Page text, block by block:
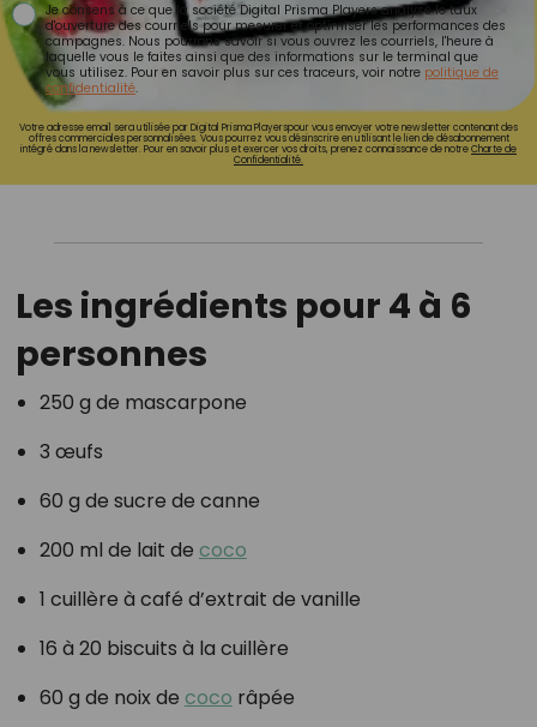
Je consens à ce que la société Digital Prisma Players analyse le taux
d'ouverture des courriels pour mesurer et optimiser les performances des
campagnes. Nous pourrons savoir si vous ouvrez les courriels, l'heure à
laquelle vous le faites ainsi que des informations sur le terminal que
vous utilisez. Pour en savoir plus sur ces traceurs, voir notre politique de
confidentialité.
Votre adresse email sera utilisée par Digital Prisma Playerspour vous envoyer votre newsletter contenant des
offres commerciales personnalisées. Vous pourrez vous désinscrire en utilisant le lien de désabonnement
intégré dans la newsletter. Pour en savoir plus et exercer vos droits, prenez connaissance de notreCharte de
Confidentialité.
Les ingrédients pour 4 à 6
personnes
250 g de mascarpone
3 œufs
60 g de sucre de canne
200 ml de lait de coco
1 cuillère à café d’extrait de vanille
16 à 20 biscuits à la cuillère
60 g de noix de coco râpée